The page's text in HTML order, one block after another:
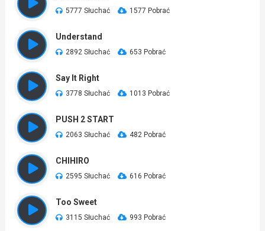
5777 Słuchać 1577 Pobrać
Understand
2892 Słuchać 653 Pobrać
Say It Right
3778 Słuchać 1013 Pobrać
PUSH 2 START
2063 Słuchać 482 Pobrać
CHIHIRO
2595 Słuchać 616 Pobrać
Too Sweet
3115 Słuchać 993 Pobrać